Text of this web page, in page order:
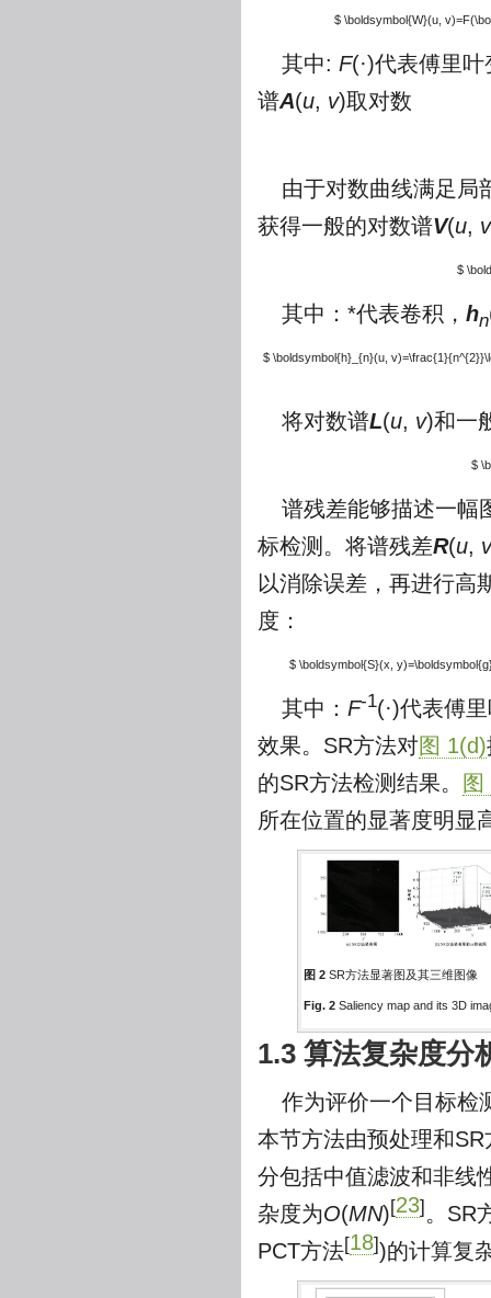
$ \boldsymbol{W}(u,
其中: F(·)代表傅里
谱A(u, v)取对数
由于对数曲线满足局
获得一般的对数谱V(u, v
$
其中：*代表卷积， hn
$ \boldsymbol{h}_{n}(u,
将对数谱L(u, v)和一
$
谱残差能够描述一幅
标检测。将谱残差R(u, v
以消除误差，再进行高
度：
$ \boldsymbol{S}(x,
其中： F-1(·)代表傅
效果。SR方法对图 1(d)
的SR方法检测结果。
所在位置的显著度明显
图 2 SR方法显著图及其三维图像
Fig. 2 Saliency map and its 3D
1.3 算法复杂度分
作为评价一个目标检
本节方法由预处理和
分包括中值滤波和非线
杂度为O(MN)[23] 。SR
PCT方法[18])的计算复